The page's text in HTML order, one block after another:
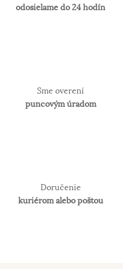
odosielame do 24 hodín
Sme overení
puncovým úradom
Doručenie
kuriérom alebo poštou